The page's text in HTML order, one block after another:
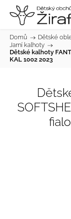
Domů / Dětské
Jarní kalhoty /
Dětské kalhoty
KAL 1002 2023